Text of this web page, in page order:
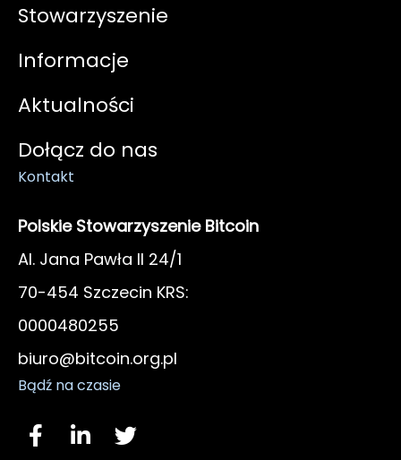
Stowarzyszenie
Informacje
Aktualności
Dołącz do nas
Kontakt
Polskie Stowarzyszenie Bitcoin
Al. Jana Pawła II 24/1
70-454 Szczecin KRS:
0000480255
biuro@bitcoin.org.pl
Bądź na czasie